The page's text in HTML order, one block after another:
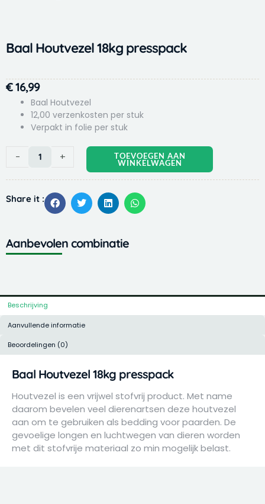
Baal Houtvezel 18kg presspack
€16,99
Baal Houtvezel
12,00 verzenkosten per stuk
Verpakt in folie per stuk
-
18kg
aantal
+ TOEVOEGEN AAN
WINKELWAGEN
Share it :
Aanbevolen combinatie
Beschrijving
Aanvullende informatie
Beoordelingen (0)
Baal Houtvezel 18kg presspack
Houtvezel is een vrijwel stofvrij product. Met name
daarom bevelen veel dierenartsen deze houtvezel
aan om te gebruiken als bedding voor paarden. De
gevoelige longen en luchtwegen van dieren worden
met dit stofvrije materiaal zo min mogelijk belast.